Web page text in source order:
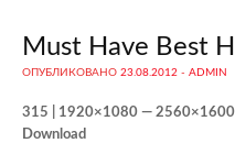
Must Have Best
ОПУБЛИКОВАНО 23.08.2012 - ADMIN
315 | 1920×1080 — 2560×1600
Download